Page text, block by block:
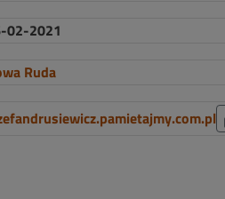
02-2021
Ruda